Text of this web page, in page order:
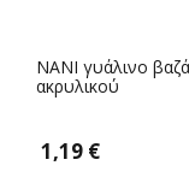
NANI γυάλινο
ακρυλικού
1,19 €